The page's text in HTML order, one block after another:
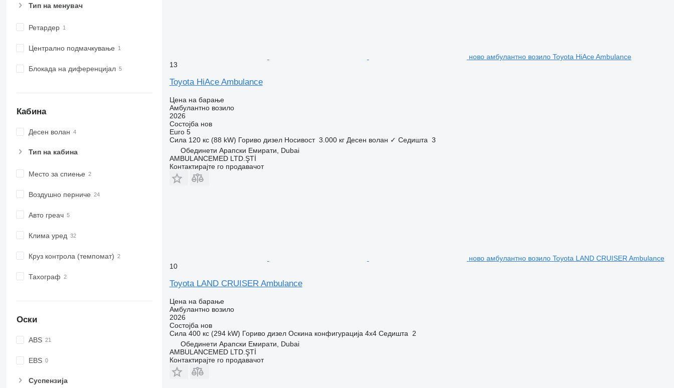
Тип на менувач
Ретардер
Централно подмачкување
Блокада на диференцијал
Кабина
Десен волан
Тип на кабина
Место за спиење
Воздушно перниче
Авто греач
Клима уред
Круз контрола (темпомат)
Тахограф
Оски
ABS
EBS
Суспензија
ново амбулантно возило Toyota HiAce Ambulance
13
Toyota HiAce Ambulance
Цена на барање
Амбулантно возило
2026
Состојба нов
Euro 5
Сила 120 кс (88 kW) Гориво дизел Носивост 3.000 кг Десен волан ✓ Седишта 3
Обединети Арапски Емирати, Dubai
AMBULANCEMED LTD.ŞTİ
Контактирајте го продавачот
ново амбулантно возило Toyota LAND CRUISER Ambulance
10
Toyota LAND CRUISER Ambulance
Цена на барање
Амбулантно возило
2026
Состојба нов
Сила 400 кс (294 kW) Гориво дизел Оскина конфигурација 4x4 Седишта
2
Обединети Арапски Емирати, Dubai
AMBULANCEMED LTD.ŞTİ
Контактирајте го продавачот